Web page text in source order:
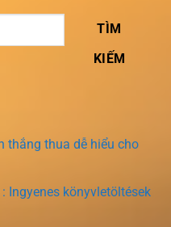
TÌM
KIẾM
thắng thua dễ hiểu cho
Ingyenes könyvletöltések